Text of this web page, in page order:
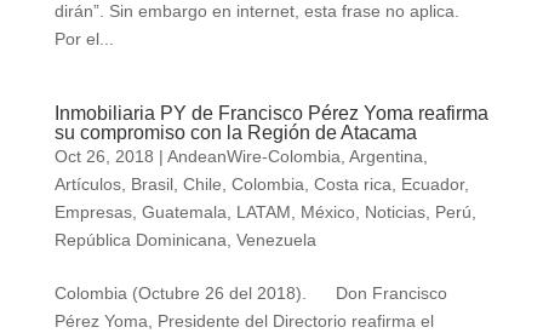
dirán”. Sin embargo en internet, esta frase no aplica.
Por el...
Inmobiliaria PY de Francisco Pérez Yoma reafirma
su compromiso con la Región de Atacama
Oct 26, 2018 | AndeanWire-Colombia Argentina
Artículos, Brasil, Chile Colombia Costa rica Ecuador,
Empresas, Guatemala LATAM México, Noticias, Perú
República Dominicana Venezuela
Colombia (Octubre 26 del 2018). Don Francisco
Pérez Yoma, Presidente del Directorio reafirma el